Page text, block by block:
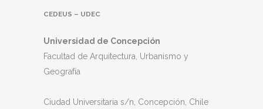
CEDEUS – UDEC
Universidad de Concepción
Facultad de Arquitectura, Urbanismo y
Geografía
Ciudad Universitaria s/n, Concepción, Chile